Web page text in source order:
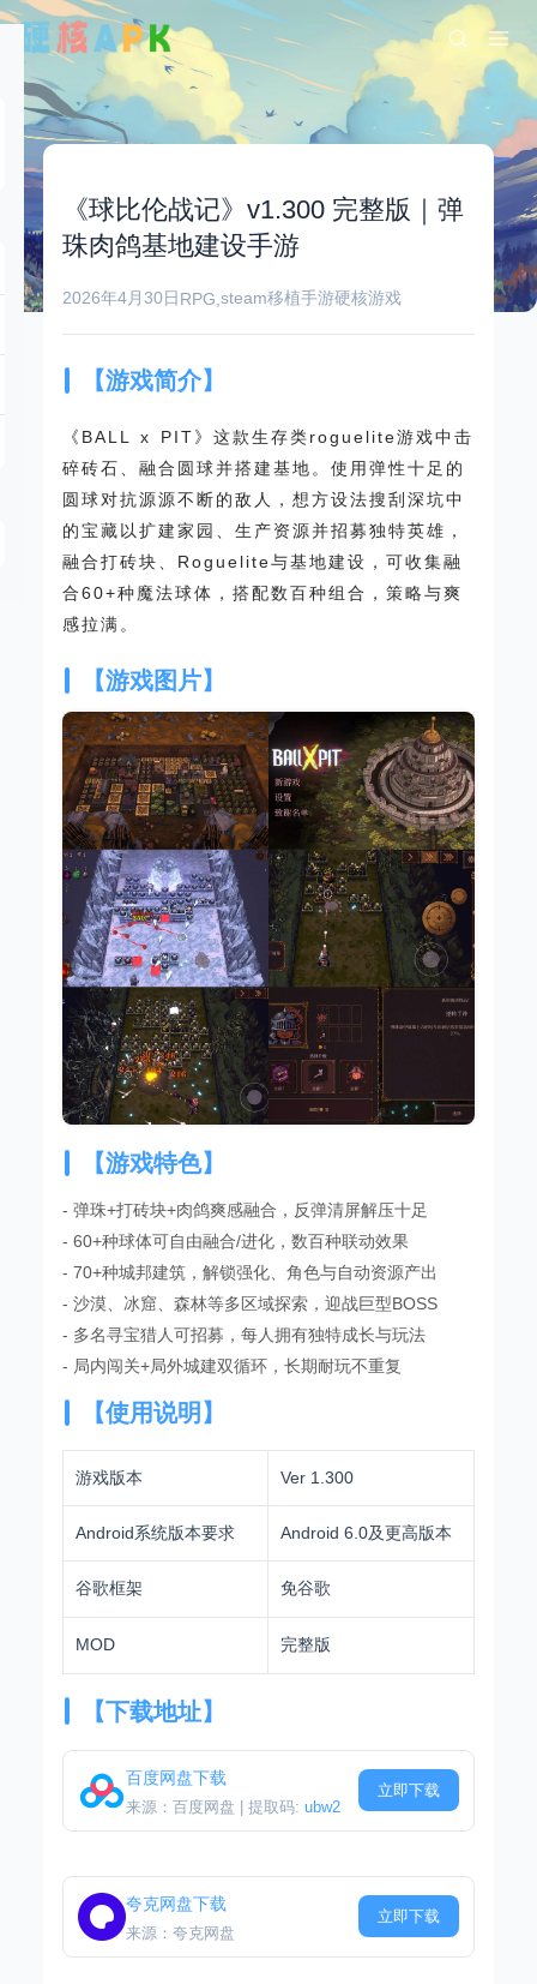
《球比伦战记》v1.300 完整版｜弹
珠肉鸽基地建设手游
2026年4月30日 RPG steam移植手游硬核游戏
【游戏简介】
《BALL x PIT》这款生存类roguelite游戏中击
碎砖石、融合圆球并搭建基地。使用弹性十足的
圆球对抗源源不断的敌人，想方设法搜刮深坑中
的宝藏以扩建家园、生产资源并招募独特英雄，
融合打砖块、Roguelite与基地建设，可收集融
合60+种魔法球体，搭配数百种组合，策略与爽
感拉满。
【游戏图片】
【游戏特色】
- 弹珠+打砖块+肉鸽爽感融合，反弹清屏解压十足
- 60+种球体可自由融合/进化，数百种联动效果
- 70+种城邦建筑，解锁强化、角色与自动资源产出
- 沙漠、冰窟、森林等多区域探索，迎战巨型BOSS
- 多名寻宝猎人可招募，每人拥有独特成长与玩法
- 局内闯关+局外城建双循环，长期耐玩不重复
【使用说明】
游戏版本 Ver 1.300
Android系统版本要求 Android 6.0及更高版本
谷歌框架 免谷歌
MOD 完整版
【下载地址】
百度网盘下载
来源：百度网盘 | 提取码: ubw2
立即下载
夸克网盘下载
来源：夸克网盘
立即下载